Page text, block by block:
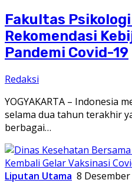
Fakultas
Rekomendasi
Pandemi Covid-19
Redaksi
YOGYAKARTA – Indonesia
selama dua tahun terakhir
berbagai…
Liputan Utama 8 Desember